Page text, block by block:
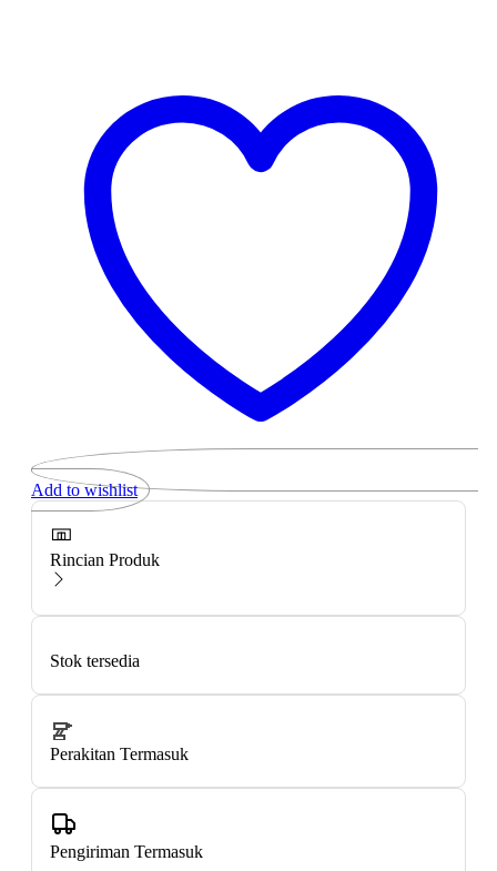
Add to wishlist
Rincian Produk
Stok tersedia
Perakitan Termasuk
Pengiriman Termasuk